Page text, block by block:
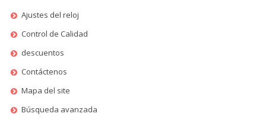
Ajustes del reloj
Control de Calidad
descuentos
Contáctenos
Mapa del site
Búsqueda avanzada